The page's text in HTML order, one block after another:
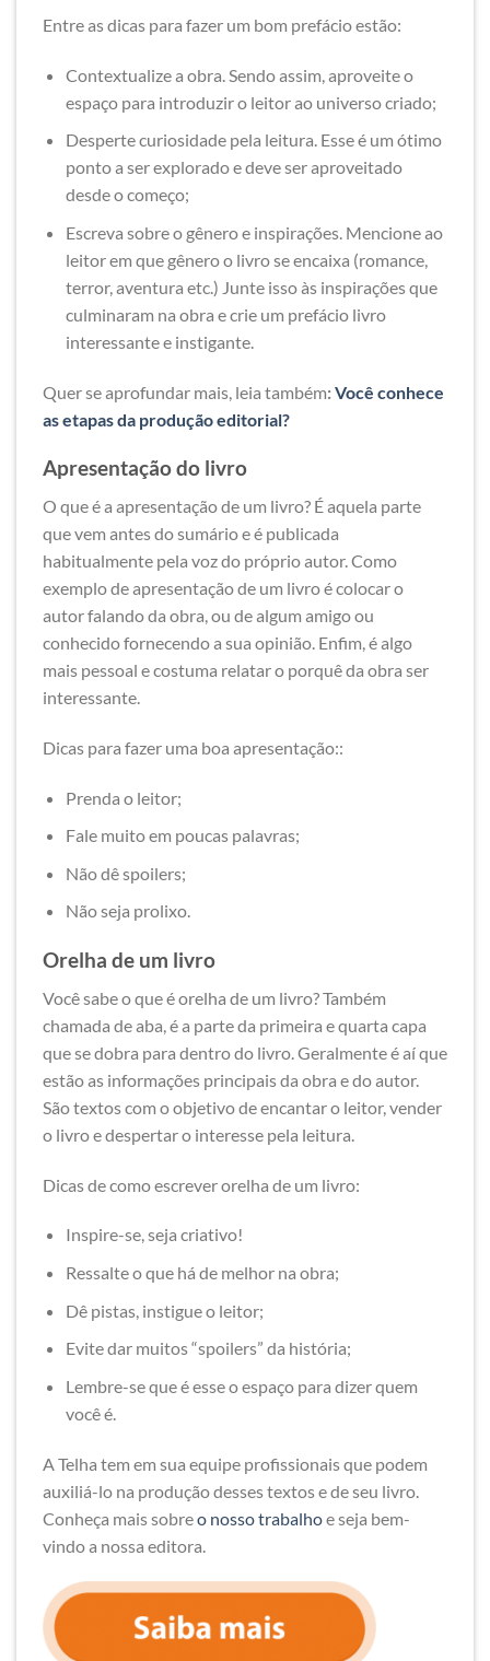
Entre as dicas para fazer um bom prefácio estão:
Contextualize a obra. Sendo assim, aproveite o
espaço para introduzir o leitor ao universo criado;
Desperte curiosidade pela leitura. Esse é um ótimo
ponto a ser explorado e deve ser aproveitado
desde o começo;
Escreva sobre o gênero e inspirações. Mencione ao
leitor em que gênero o livro se encaixa (romance,
terror, aventura etc.) Junte isso às inspirações que
culminaram na obra e crie um prefácio livro
interessante e instigante.
Quer se aprofundar mais, leia também:Você conhece
as etapas da produção editorial?
Apresentação do livro
O que é a apresentação de um livro? É aquela parte
que vem antes do sumário e é publicada
habitualmente pela voz do próprio autor. Como
exemplo de apresentação de um livro é colocar o
autor falando da obra, ou de algum amigo ou
conhecido fornecendo a sua opinião. Enfim, é algo
mais pessoal e costuma relatar o porquê da obra ser
interessante.
Dicas para fazer uma boa apresentação::
Prenda o leitor;
Fale muito em poucas palavras;
Não dê spoilers;
Não seja prolixo.
Orelha de um livro
Você sabe o que é orelha de um livro? Também
chamada de aba, é a parte da primeira e quarta capa
que se dobra para dentro do livro. Geralmente é aí que
estão as informações principais da obra e do autor.
São textos com o objetivo de encantar o leitor, vender
o livro e despertar o interesse pela leitura.
Dicas de como escrever orelha de um livro:
Inspire-se, seja criativo!
Ressalte o que há de melhor na obra;
Dê pistas, instigue o leitor;
Evite dar muitos “spoilers” da história;
Lembre-se que é esse o espaço para dizer quem
você é.
A Telha tem em sua equipe profissionais que podem
auxiliá-lo na produção desses textos e de seu livro.
Conheça mais sobreo nosso trabalhoe seja bem-
vindo a nossa editora.